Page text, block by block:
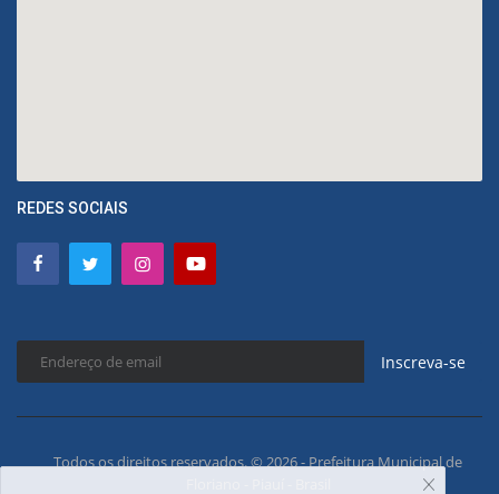
REDES SOCIAIS
Inscreva-se
Todos os direitos reservados. © 2026 - Prefeitura Municipal de